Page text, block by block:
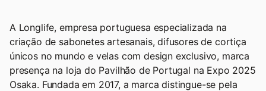
A Longlife, empresa portuguesa especializada na
criação de sabonetes artesanais, difusores de cortiça
únicos no mundo e velas com design exclusivo, marca
presença na loja do Pavilhão de Portugal na Expo 2025
Osaka. Fundada em 2017, a marca distingue-se pela